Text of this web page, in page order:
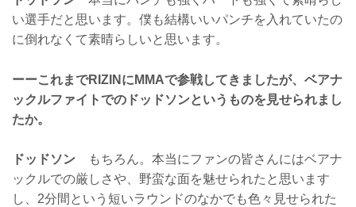
い選手だと思います。僕も結構いいパンチを入れていたの
に倒れなくて素晴らしいと思います。
ーーこれまでRIZINにMMAで参戦してきましたが、ベアナ
ックルファイトでのドッドソンというものを見せられまし
たか。
ドッドソン もちろん。本当にファンの皆さんにはベアナ
ックルでの厳しさや、野蛮な面を魅せられたと思います
し、2分間という短いラウンドのなかでも色々見せられた